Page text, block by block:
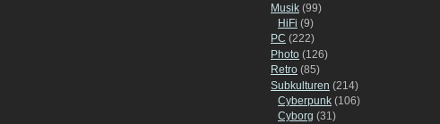
Musik (99)
HiFi (9)
PC (222)
Photo (126)
Retro (85)
Subkulturen (214)
Cyberpunk (106)
Cyborg (31)